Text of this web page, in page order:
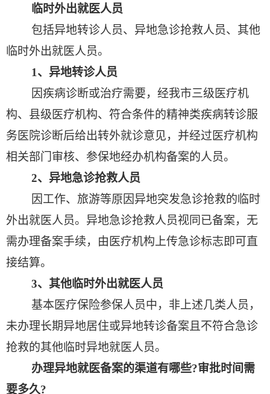
临时外出就医人员
包括异地转诊人员、异地急诊抢救人员、其他
临时外出就医人员。
1、异地转诊人员
因疾病诊断或治疗需要，经我市三级医疗机
构、县级医疗机构、符合条件的精神类疾病转诊服
务医院诊断后给出转外就诊意见，并经过医疗机构
相关部门审核、参保地经办机构备案的人员。
2、异地急诊抢救人员
因工作、旅游等原因异地突发急诊抢救的临时
外出就医人员。异地急诊抢救人员视同已备案，无
需办理备案手续，由医疗机构上传急诊标志即可直
接结算。
3、其他临时外出就医人员
基本医疗保险参保人员中，非上述几类人员，
未办理长期异地居住或异地转诊备案且不符合急诊
抢救的其他临时异地就医人员。
办理异地就医备案的渠道有哪些?审批时间需
要多久?